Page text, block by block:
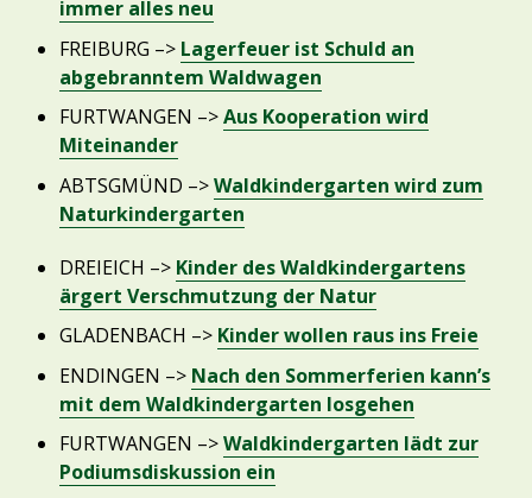
immer alles neu
FREIBURG –> Lagerfeuer ist Schuld an
abgebranntem Waldwagen
FURTWANGEN –>Aus Kooperation wird
Miteinander
ABTSGMÜND –>Waldkindergarten wird zum
Naturkindergarten
DREIEICH –> Kinder des Waldkindergartens
ärgert Verschmutzung der Natur
GLADENBACH –> Kinder wollen raus ins Freie
ENDINGEN –> Nach den Sommerferien kann’s
mit dem Waldkindergarten losgehen
FURTWANGEN –>Waldkindergarten lädt zur
Podiumsdiskussion ein